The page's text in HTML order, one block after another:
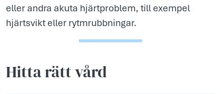
eller andra akuta hjärtproblem, till exempel
hjärtsvikt eller rytmrubbningar.
Hitta rätt vård